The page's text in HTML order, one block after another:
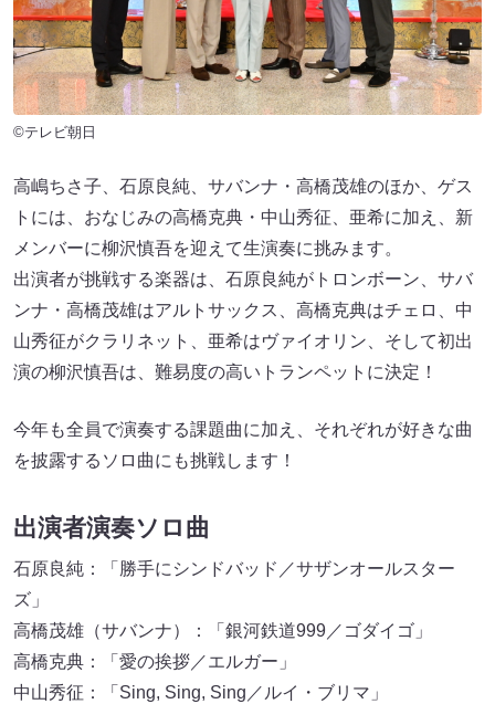
©テレビ朝日
高嶋ちさ子、石原良純、サバンナ・高橋茂雄のほか、ゲス
トには、おなじみの高橋克典・中山秀征、亜希に加え、新
メンバーに柳沢慎吾を迎えて生演奏に挑みます。
出演者が挑戦する楽器は、石原良純がトロンボーン、サバ
ンナ・高橋茂雄はアルトサックス、高橋克典はチェロ、中
山秀征がクラリネット、亜希はヴァイオリン、そして初出
演の柳沢慎吾は、難易度の高いトランペットに決定！
今年も全員で演奏する課題曲に加え、それぞれが好きな曲
を披露するソロ曲にも挑戦します！
出演者演奏ソロ曲
石原良純：「勝手にシンドバッド／サザンオールスター
ズ」
高橋茂雄（サバンナ）：「銀河鉄道999／ゴダイゴ」
高橋克典：「愛の挨拶／エルガー」
中山秀征：「Sing, Sing, Sing／ルイ・ブリマ」